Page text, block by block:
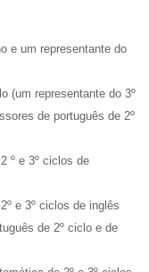
e um representante do
(um representante do 3º
de português de 2º
º e 3º ciclos de
e 3º ciclos de inglês
de 2º ciclo e de